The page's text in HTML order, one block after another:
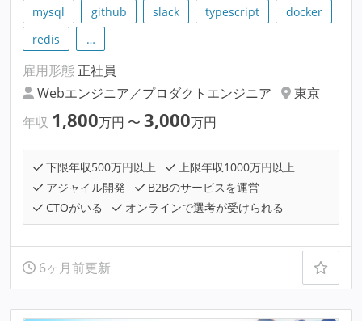
mysql github slack typescript
docker
redis
…
雇用形態 正社員
Webエンジニア／プロダクトエンジニア
東京
年収 1,800万円 〜 3,000万円
下限年収500万円以上
上限年収1000万円以上
アジャイル開発
B2Bのサービスを運営
CTOがいる
オンラインで選考が受けられる
6ヶ月前更新